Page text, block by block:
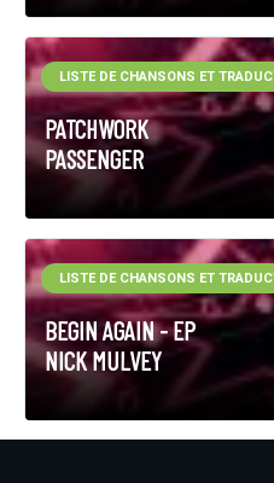
PATCHWORK
PASSENGER
LISTE DE CHANSONS ET
BEGIN AGAIN - EP
NICK MULVEY
LISTE DE CHANSONS ET